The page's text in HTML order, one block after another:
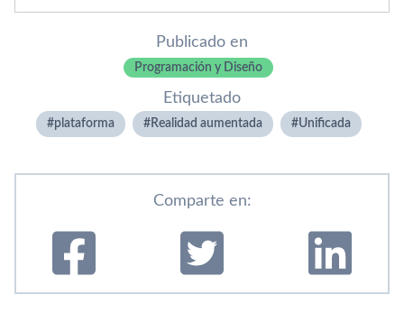
Publicado en
Programación y Diseño
Etiquetado
plataforma Realidad aumentada Unificada
Comparte en: